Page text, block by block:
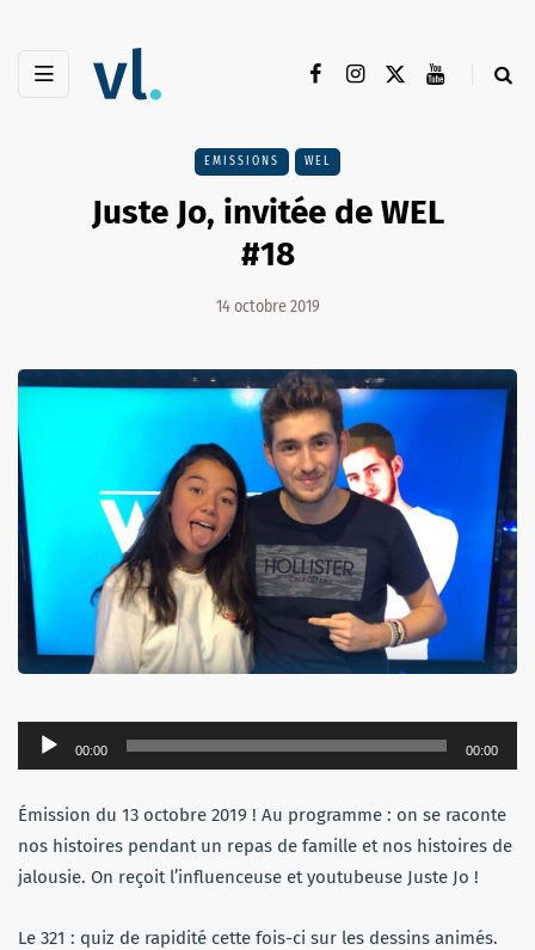
EMISSIONS WEL
Juste Jo, invitée de WEL
#18
14 octobre 2019
Lecteur
audio
00:00 00:00
Émission du 13 octobre 2019 ! Au programme : on se raconte
nos histoires pendant un repas de famille et nos histoires de
jalousie. On reçoit l’influenceuse et youtubeuse Juste Jo !
Le 321 : quiz de rapidité cette fois-ci sur les dessins animés.